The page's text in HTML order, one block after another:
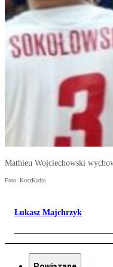
Mathieu Wojciechowski
Foto: KoszKadra
Łukasz Majchrzyk